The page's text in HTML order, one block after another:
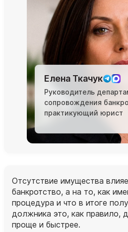
Елена Ткачук
Руководитель
сопровождения
практикующий юрист
Отсутствие имущества
банкротство, а на то, как
процедура и что в итоге
должника это, как правило,
проще и быстрее.